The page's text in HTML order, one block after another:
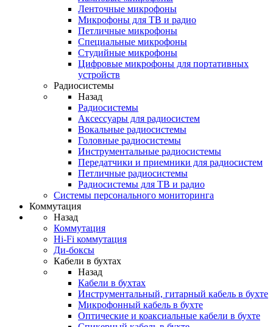
Ленточные микрофоны
Микрофоны для ТВ и радио
Петличные микрофоны
Специальные микрофоны
Студийные микрофоны
Цифровые микрофоны для портативных
устройств
Радиосистемы
Назад
Радиосистемы
Аксессуары для радиосистем
Вокальные радиосистемы
Головные радиосистемы
Инструментальные радиосистемы
Передатчики и приемники для радиосистем
Петличные радиосистемы
Радиосистемы для ТВ и радио
Системы персонального мониторинга
Коммутация
Назад
Коммутация
Hi-Fi коммутация
Ди-боксы
Кабели в бухтах
Назад
Кабели в бухтах
Инструментальный, гитарный кабель в бухте
Микрофонный кабель в бухте
Оптические и коаксиальные кабели в бухте